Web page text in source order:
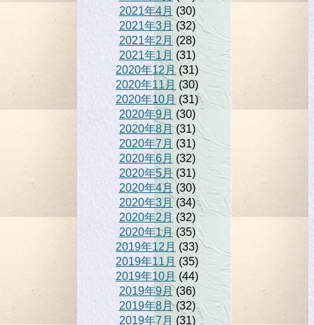
2021年4月 (30)
2021年3月 (32)
2021年2月 (28)
2021年1月 (31)
2020年12月(31)
2020年11月 (30)
2020年10月 (31)
2020年9月 (30)
2020年8月(31)
2020年7月 (31)
2020年6月 (32)
2020年5月(31)
2020年4月(30)
2020年3月 (34)
2020年2月(32)
2020年1月(35)
2019年12月 (33)
2019年11月 (35)
2019年10月(44)
2019年9月(36)
2019年8月(32)
2019年7月(31)